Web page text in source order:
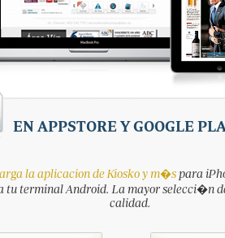
EN APPSTORE Y GOOGLE
la aplicacion de Kiosko y m�spara
tu terminal Android. La mayor selecci�n
calidad.